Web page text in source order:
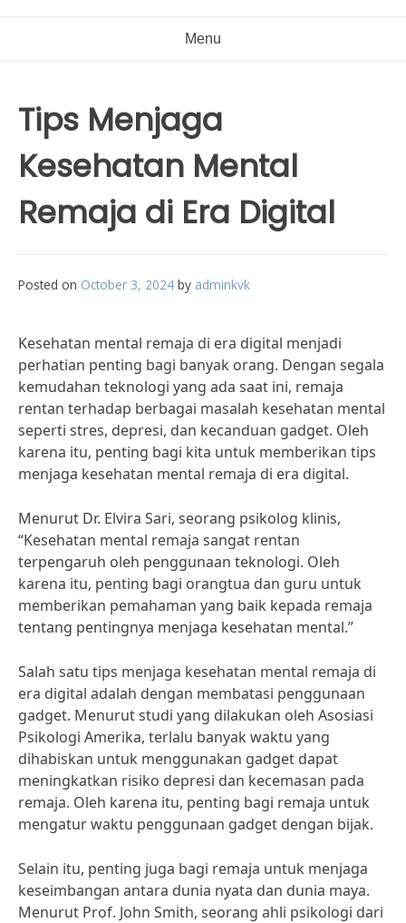
Menu
Tips Menjaga
Kesehatan Mental
Remaja di Era Digital
Posted on October 3, 2024 by adminkvk
Kesehatan mental remaja di era digital menjadi
perhatian penting bagi banyak orang. Dengan segala
kemudahan teknologi yang ada saat ini, remaja
rentan terhadap berbagai masalah kesehatan mental
seperti stres, depresi, dan kecanduan gadget. Oleh
karena itu, penting bagi kita untuk memberikan tips
menjaga kesehatan mental remaja di era digital.
Menurut Dr. Elvira Sari, seorang psikolog klinis,
“Kesehatan mental remaja sangat rentan
terpengaruh oleh penggunaan teknologi. Oleh
karena itu, penting bagi orangtua dan guru untuk
memberikan pemahaman yang baik kepada remaja
tentang pentingnya menjaga kesehatan mental.”
Salah satu tips menjaga kesehatan mental remaja di
era digital adalah dengan membatasi penggunaan
gadget. Menurut studi yang dilakukan oleh Asosiasi
Psikologi Amerika, terlalu banyak waktu yang
dihabiskan untuk menggunakan gadget dapat
meningkatkan risiko depresi dan kecemasan pada
remaja. Oleh karena itu, penting bagi remaja untuk
mengatur waktu penggunaan gadget dengan bijak.
Selain itu, penting juga bagi remaja untuk menjaga
keseimbangan antara dunia nyata dan dunia maya.
Menurut Prof. John Smith, seorang ahli psikologi dari